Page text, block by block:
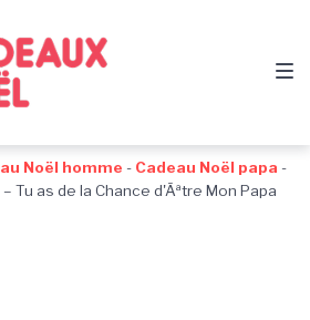
Noël homme - Cadeau Noël papa -
Tu as de la Chance d'Ãªtre Mon Papa